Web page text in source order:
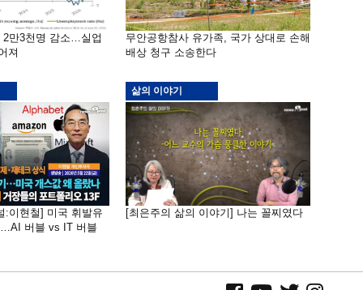
2만3천명 감소…실업
져
무안공항참사 유가족, 국가 상대로 손해
배상 청구 소송한다
:이현철] 미국 휘발유
버블 vs IT 버블
삶의 이야기
[최은주의 삶의 이야기] 나는 꼴찌였다